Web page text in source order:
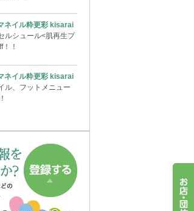
ネイル粋更彩 kisarai
ルシュール<肌再生プ
！
ネイル粋更彩 kisarai
ル、フットメニュー